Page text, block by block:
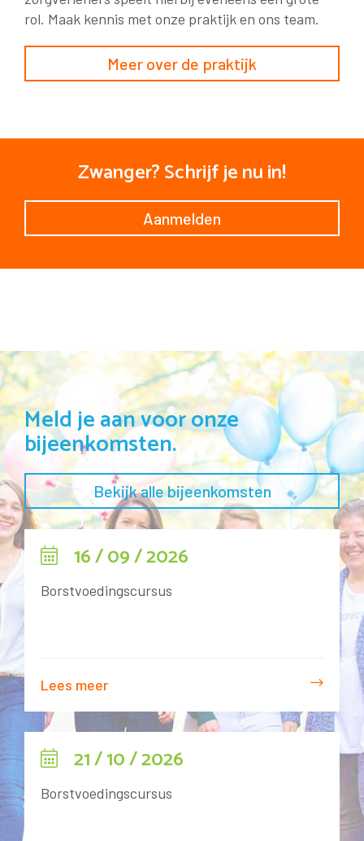
rol. Maak kennis met onze praktijk en ons team.
Meer over de praktijk
Zwanger? Schrijf je nu in!
Aanmelden
Meld je aan voor onze
bijeenkomsten.
Bekijk alle bijeenkomsten
16 / 09 / 2026
Borstvoedingscursus
Lees meer
21 / 10 / 2026
Borstvoedingscursus